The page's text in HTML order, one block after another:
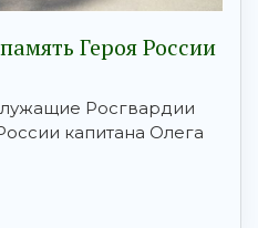
Героя России
Росгвардии
капитана Олега